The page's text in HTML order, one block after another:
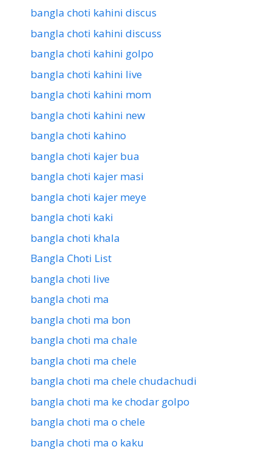
bangla choti kahini discus
bangla choti kahini discuss
bangla choti kahini golpo
bangla choti kahini live
bangla choti kahini mom
bangla choti kahini new
bangla choti kahino
bangla choti kajer bua
bangla choti kajer masi
bangla choti kajer meye
bangla choti kaki
bangla choti khala
Bangla Choti List
bangla choti live
bangla choti ma
bangla choti ma bon
bangla choti ma chale
bangla choti ma chele
bangla choti ma chele chudachudi
bangla choti ma ke chodar golpo
bangla choti ma o chele
bangla choti ma o kaku